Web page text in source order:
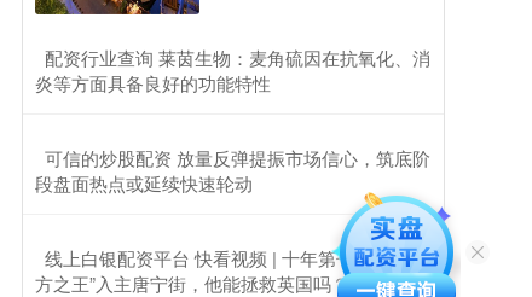
​配资行业查询 莱茵生物：麦角硫因在抗氧化、消
炎等方面具备良好的功能特性
​可信的炒股配资 放量反弹提振市场信心，筑底阶
段盘面热点或延续快速轮动
​线上白银配资平台 快看视频 | 十年第七相，“北
方之王”入主唐宁街，他能拯救英国吗？